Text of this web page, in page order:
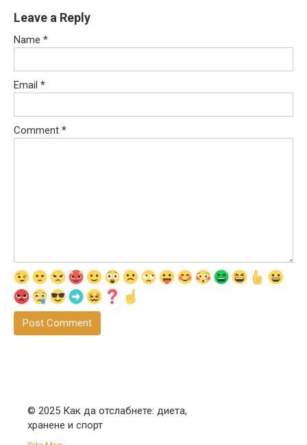
Leave a Reply
Name *
Email *
Comment *
© 2025 Как да отслабнете: диета,
хранене и спорт